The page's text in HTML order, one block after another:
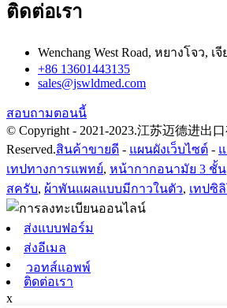
ติดต่อเรา
Wenchang West Road, หยางโจว, เ
+86 13601443135
sales@jswldmed.com
สอบถามตอนนี้
© Copyright - 2021-2023.江苏迈德进出
Reserved.สินค้าขายดี - แผนผังเว็บไซต์ -
เทปทางการแพทย์, หน้ากากอนามัย 3 ชั้น
สครับ, ผ้าพันแผลแบบมีกาวในตัว, เทปซิ
ส่งแบบฟอร์ม
ส่งอีเมล
วอทส์แอพพ์
ติดต่อเรา
x